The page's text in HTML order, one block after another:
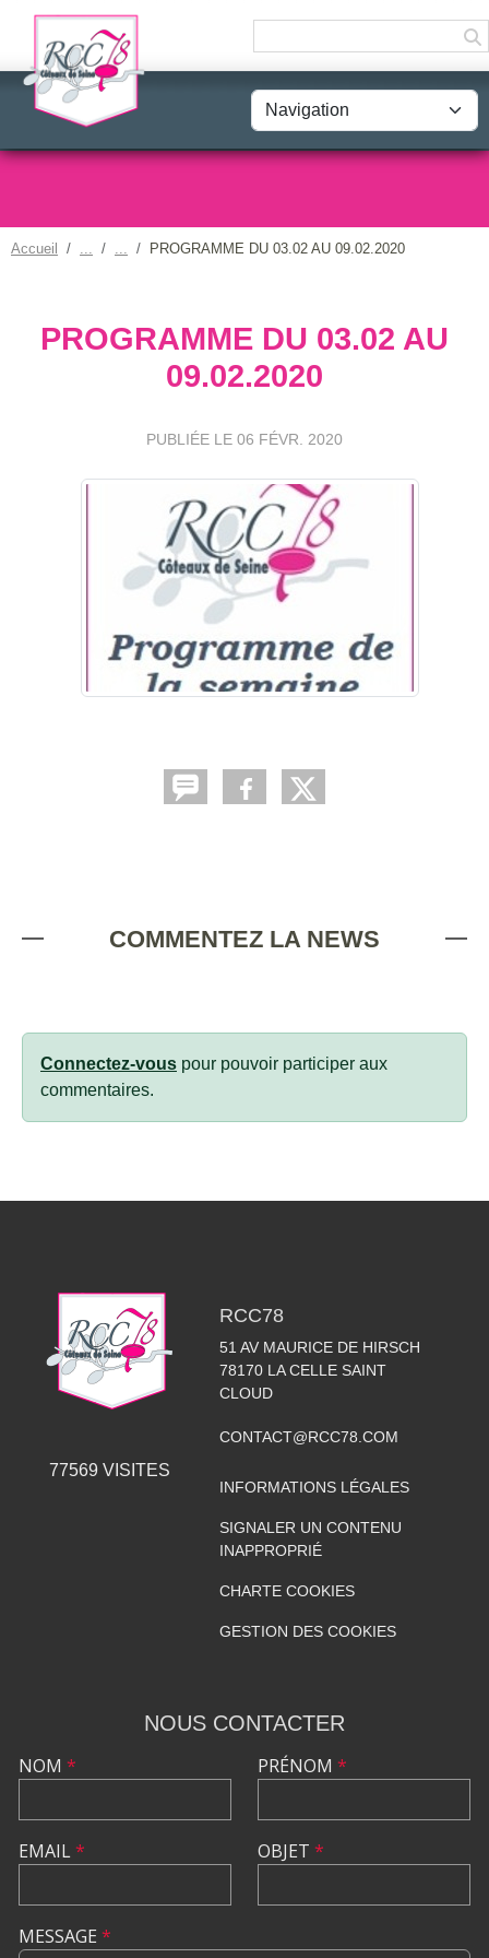
Accueil PROGRAMME DU 03.02 AU 09.02.2020
PROGRAMME DU 03.02 AU
09.02.2020
PUBLIÉE LE 06 FÉVR. 2020
COMMENTEZ LA NEWS
Connectez-vous pour pouvoir participer aux
commentaires.
77569 VISITES
RCC78
51 AV MAURICE DE HIRSCH
78170 LA CELLE SAINT
CLOUD
CONTACT@RCC78.COM
INFORMATIONS LÉGALES
SIGNALER UN CONTENU
INAPPROPRIÉ
CHARTE COOKIES
GESTION DES COOKIES
NOUS CONTACTER
NOM *
EMAIL*
PRÉNOM *
OBJET *
MESSAGE *
Panneau de gestion des cookies